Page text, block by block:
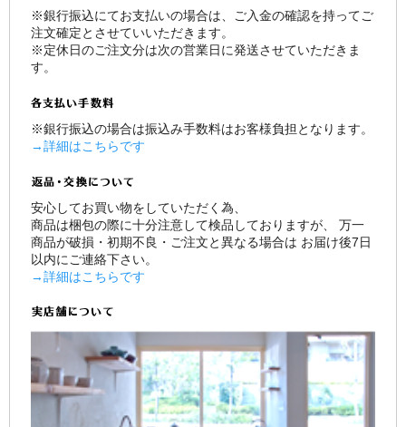
※銀行振込にてお支払いの場合は、ご入金の確認を持ってご
注文確定とさせていいただきます。
※定休日のご注文分は次の営業日に発送させていただきま
す。
※銀行振込の場合は振込み手数料はお客様負担となります。
→詳細はこちらです
安心してお買い物をしていただく為、
商品は梱包の際に十分注意して検品しておりますが、 万一
商品が破損・初期不良・ご注文と異なる場合は お届け後7日
以内にご連絡下さい。
→詳細はこちらです